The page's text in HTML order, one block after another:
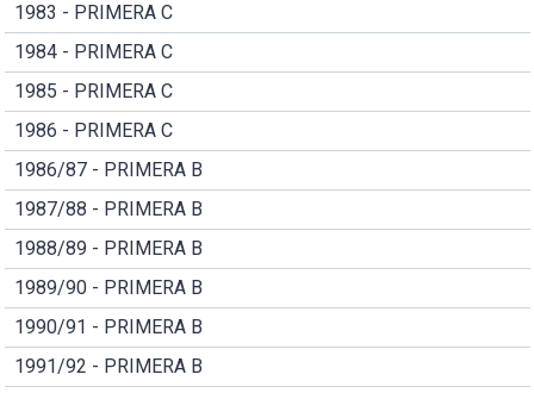
1983 - PRIMERA C
1984 - PRIMERA C
1985 - PRIMERA C
1986 - PRIMERA C
1986/87 - PRIMERA B
1987/88 - PRIMERA B
1988/89 - PRIMERA B
1989/90 - PRIMERA B
1990/91 - PRIMERA B
1991/92 - PRIMERA B